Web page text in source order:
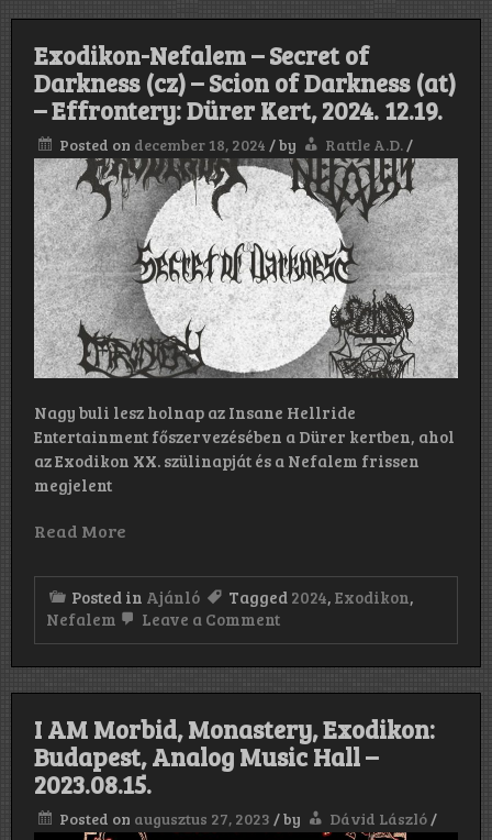
Exodikon-Nefalem – Secret of
Darkness (cz) – Scion of Darkness (at)
– Effrontery: Dürer Kert, 2024. 12.19.
Posted on december 18, 2024 /by Rattle A.D./
Nagy buli lesz holnap az Insane Hellride
Entertainment főszervezésében a Dürer kertben, ahol
az Exodikon XX. szülinapját és a Nefalem frissen
megjelent
Read More
Posted in Ajánló Tagged 2024, Exodikon,
Nefalem
Leave a Commenton
–
Secret
Darkness
(cz)
–
Darkness
I AM Morbid, Monastery, Exodikon:
Budapest, Analog Music Hall –
2023.08.15.
Posted on augusztus 27, 2023 /by Dávid László /